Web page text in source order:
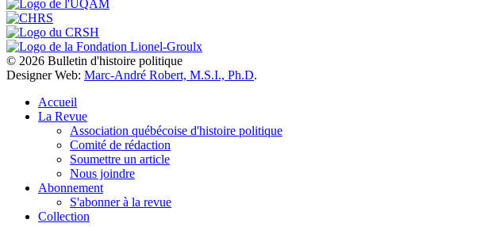
© 2026 Bulletin d'histoire politique
Designer Web: Marc-André Robert, M.S.I., Ph.D.
Accueil
La Revue
Association québécoise d'histoire politique
Comité de rédaction
Soumettre un article
Nous joindre
Abonnement
S'abonner à la revue
Collection